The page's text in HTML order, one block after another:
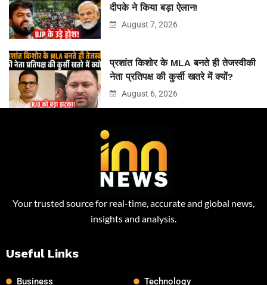
दीपके ने किया बड़ा ऐलान!
August 7, 2026
प्रशांत किशोर के MLA बनते ही तेजस्वीकी
नेता प्रतिपक्ष की कुर्सी खतरे में क्यों?
August 6, 2026
Your trusted source for real-time, accurate and global news,
insights and analysis.
Useful Links
Business Technology